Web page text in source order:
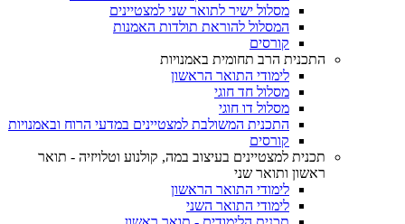
מסלול ישיר לתואר שני למצטיינים
המסלול להוראת תולדות האמנות
קורסים
התכנית הרב תחומית באמנויות
לימודי התואר הראשון
מסלול חד חוגי
מסלול דו חוגי
התכנית המשולבת למצטיינים במדעי הרוח ובאמנויות
קורסים
תכנית למצטיינים בעיצוב במה, קולנוע וטלויזיה - תואר
ראשון ותואר שני
לימודי התואר הראשון
לימודי התואר השני